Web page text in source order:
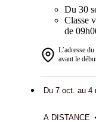
Du 30
Classe
de
L’adresse
avant le
Du 7 oct. au 4
A DISTANCE